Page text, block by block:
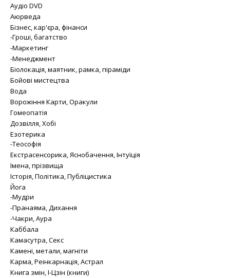
Аудіо DVD
Аюрведа
Бізнес, кар'єра, фінанси
-Гроші, багатство
-Маркетинг
-Менеджмент
Біолокація, маятник, рамка, піраміди
Бойові мистецтва
Вода
Ворожіння Карти, Оракули
Гомеопатія
Дозвілля, Хобі
Езотерика
-Теософія
Екстрасенсорика, Яснобачення, Інтуїція
Імена, прізвища
Історія, Політика, Публіцистика
Йога
-Мудри
-Пранаяма, Дихання
-Чакри, Аура
Каббала
Камасутра, Секс
Камені, метали, магніти
Карма, Реінкарнація, Астрал
Книга змін, І-Цзін (книги)